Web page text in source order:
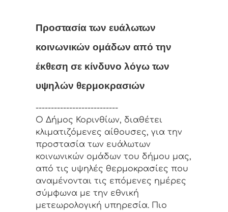
Προστασία των ευάλωτων
κοινωνικών ομάδων από την
έκθεση σε κίνδυνο λόγω των
υψηλών θερμοκρασιών
---------------------------
Ο Δήμος Κορινθίων, διαθέτει
κλιματιζόμενες αίθουσες, για την
προστασία των ευάλωτων
κοινωνικών ομάδων του δήμου μας,
από τις υψηλές θερμοκρασίες που
αναμένονται τις επόμενες ημέρες
σύμφωνα με την εθνική
μετεωρολογική υπηρεσία. Πιο